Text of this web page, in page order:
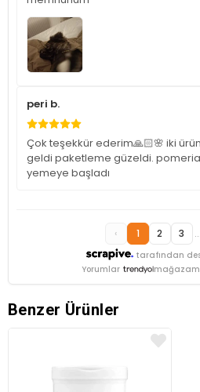
peri b.
Çok teşekkür ederim🙏🏻🌸 iki
geldi paketleme güzeldi.
yemeye başladı
tarafından
‹ 1 2 3 ...
Yorumlar
Benzer Ürünler